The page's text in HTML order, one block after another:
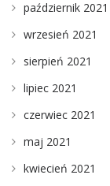
październik 2021
wrzesień 2021
sierpień 2021
lipiec 2021
czerwiec 2021
maj 2021
kwiecień 2021